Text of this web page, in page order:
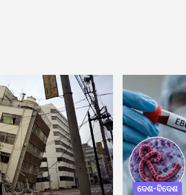
ଦେଶ-ବିଦେଶ